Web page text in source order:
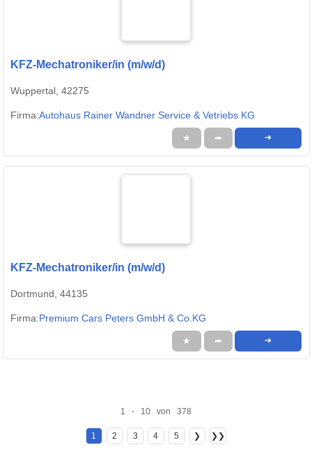
KFZ-Mechatroniker/in (m/w/d)
Wuppertal, 42275
Firma:Autohaus Rainer Wandner Service & Vetriebs KG
★ ➦ ➜
KFZ-Mechatroniker/in (m/w/d)
Dortmund, 44135
Firma:Premium Cars Peters GmbH & Co.KG
★ ➦ ➜
1 - 10 von 378
1 2 3 4 5 ❯ ❯❯